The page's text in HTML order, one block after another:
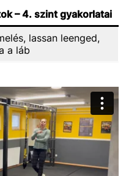
– 4. szint gyakorlatai
lassan leenged,
a láb